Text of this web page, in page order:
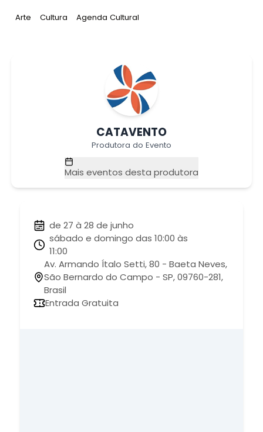
Tag:
Arte Tag:
Cultura Tag:
Agenda Cultural
CATAVENTO
Produtora do Evento
Mais eventos desta produtora
de 27 à 28 de junho
sábado e domingo das 10:00 às
11:00
Av. Armando Ítalo Setti, 80 - Baeta Neves,
São Bernardo do Campo - SP, 09760-281,
Brasil
Entrada Gratuita